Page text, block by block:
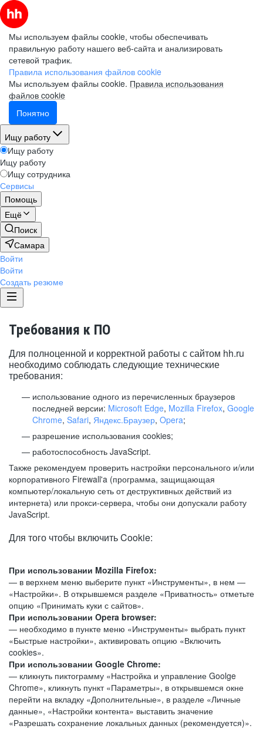
Мы используем файлы cookie, чтобы обеспечивать
правильную работу нашего веб-сайта и анализировать
сетевой трафик.
Правила использования файлов cookie
Мы используем файлы cookie. Правила использования
файлов cookie
Понятно
Ищу работу
Ищу работу
Ищу работу
Ищу сотрудника
Сервисы
Помощь
Ещё
Поиск
Самара
Войти
Войти
Создать резюме
Требования к ПО
Для полноценной и корректной работы с сайтом hh.ru
необходимо соблюдать следующие технические
требования:
использование одного из перечисленных браузеров
последней версии: Microsoft Edge, Mozilla Firefox, Google
Chrome, Safari, Яндекс.Браузер, Opera;
разрешение использования cookies;
работоспособность JavaScript.
Также рекомендуем проверить настройки персонального и/или
корпоративного Firewall'a (программа, защищающая
компьютер/локальную сеть от деструктивных действий из
интернета) или прокси-сервера, чтобы они допускали работу
JavaScript.
Для того чтобы включить Cookie:
При использовании Mozilla Firefox:
— в верхнем меню выберите пункт «Инструменты», в нем —
«Настройки». В открывшемся разделе «Приватность» отметьте
опцию «Принимать куки с сайтов».
При использовании Opera browser:
— необходимо в пункте меню «Инструменты» выбрать пункт
«Быстрые настройки», активировать опцию «Включить
cookies».
При использовании Google Chrome:
— кликнуть пиктограмму «Настройка и управление Goolge
Chrome», кликнуть пункт «Параметры», в открывшемся окне
перейти на вкладку «Дополнительные», в разделе «Личные
данные», «Настройки контента» выставить значение
«Разрешать сохранение локальных данных (рекомендуется)».